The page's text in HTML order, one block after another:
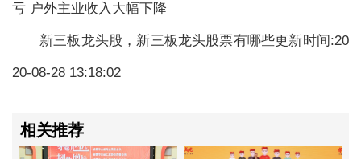
亏 户外主业收入大幅下降
新三板龙头股，新三板龙头股票有哪些更新时间:20
20-08-28 13:18:02
相关推荐